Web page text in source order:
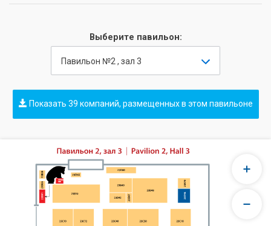
Выберите павильон:
Павильон №2 , зал 3
Показать 39 компаний, размещенных в этом павильоне